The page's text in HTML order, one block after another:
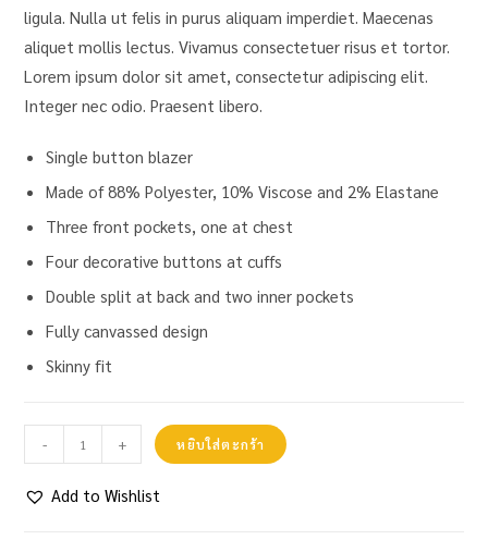
ligula. Nulla ut felis in purus aliquam imperdiet. Maecenas
aliquet mollis lectus. Vivamus consectetuer risus et tortor.
Lorem ipsum dolor sit amet, consectetur adipiscing elit.
Integer nec odio. Praesent libero.
Single button blazer
Made of 88% Polyester, 10% Viscose and 2% Elastane
Three front pockets, one at chest
Four decorative buttons at cuffs
Double split at back and two inner pockets
Fully canvassed design
Skinny fit
- + หยิบใส่ตะกร้า
Add to Wishlist